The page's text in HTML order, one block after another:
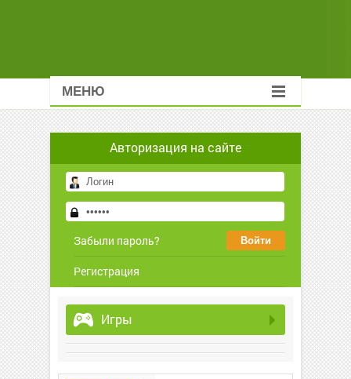
МЕНЮ
Авторизация на сайте
Забыли пароль?
Регистрация
Игры